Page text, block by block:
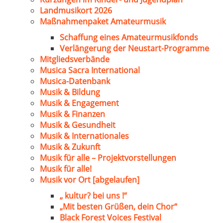
Landmusikort 2026
Maßnahmenpaket Amateurmusik
Schaffung eines Amateurmusikfonds
Verlängerung der Neustart-Programme
Mitgliedsverbände
Musica Sacra International
Musica-Datenbank
Musik & Bildung
Musik & Engagement
Musik & Finanzen
Musik & Gesundheit
Musik & Internationales
Musik & Zukunft
Musik für alle – Projektvorstellungen
Musik für alle!
Musik vor Ort [abgelaufen]
„ kultur? bei uns !“
„Mit besten Grüßen, dein Chor“
Black Forest Voices Festival